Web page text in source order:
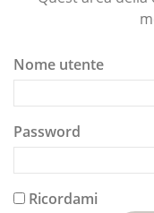
Nome utente
Password
Ricordami